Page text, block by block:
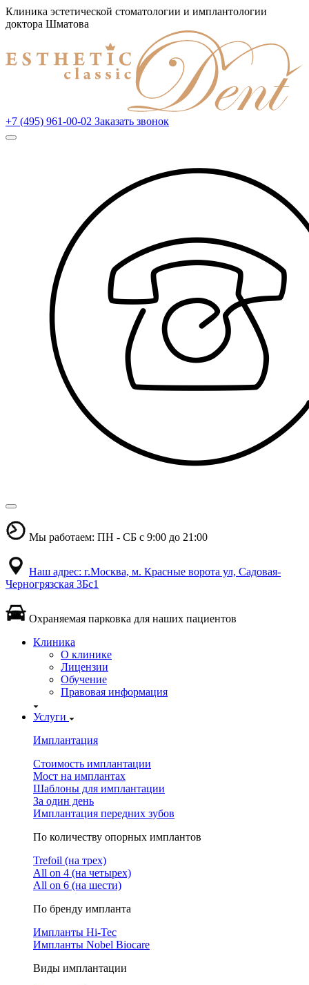
Клиника эстетической стоматологии и имплантологии
доктора Шматова
+7 (495) 961-00-02 Заказать звонок
Мы работаем: ПН - СБ с 9:00 до 21:00
Наш адрес: г.Москва, м. Красные ворота ул, Садовая-
Черногрязская 3Бс1
Охраняемая парковка для наших пациентов
Клиника
О клинике
Лицензии
Обучение
Правовая информация
Услуги
Имплантация
Стоимость имплантации
Мост на имплантах
Шаблоны для имплантации
За один день
Имплантация передних зубов
По количеству опорных имплантов
Trefoil (на трех)
All on 4 (на четырех)
All on 6 (на шести)
По бренду импланта
Импланты Hi-Tec
Импланты Nobel Biocare
Виды имплантации